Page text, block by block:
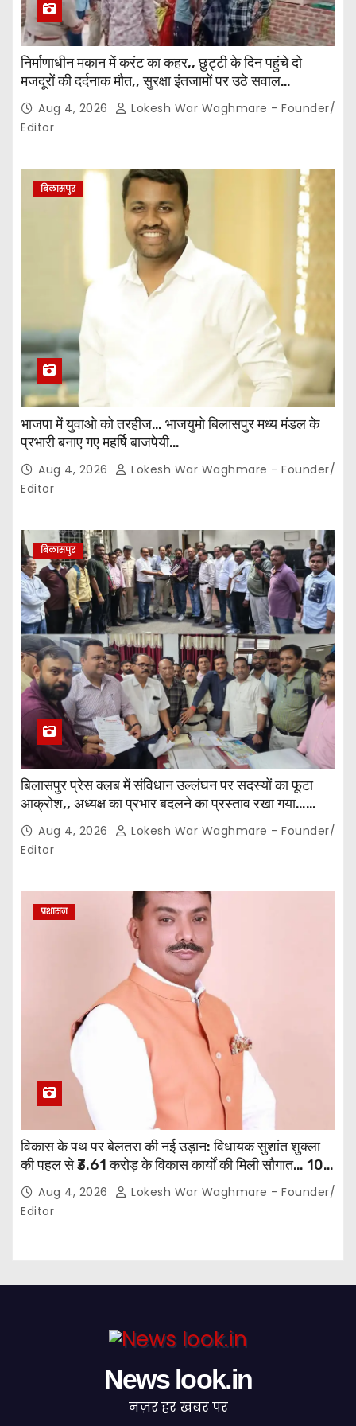
निर्माणाधीन मकान में करंट का कहर,, छुट्टी के दिन पहुंचे दो
मजदूरों की दर्दनाक मौत,, सुरक्षा इंतजामों पर उठे सवाल…
Aug 4, 2026
Lokesh War Waghmare - Founder/
Editor
बिलासपुर
भाजपा में युवाओ को तरहीज… भाजयुमो बिलासपुर मध्य मंडल के
प्रभारी बनाए गए महर्षि बाजपेयी…
Aug 4, 2026
Lokesh War Waghmare - Founder/
Editor
बिलासपुर
बिलासपुर प्रेस क्लब में संविधान उल्लंघन पर सदस्यों का फूटा
आक्रोश,, अध्यक्ष का प्रभार बदलने का प्रस्ताव रखा गया…
करीब 150 सदस्यों की बैठक में कई अहम प्रस्ताव सर्वसम्मति से
पारित,, पत्रकारों ने कलेक्टर व सहायक पंजीयक को सौंपा
ज्ञापन…
Aug 4, 2026
Lokesh War Waghmare - Founder/
Editor
प्रशासन
विकास के पथ पर बेलतरा की नई उड़ान: विधायक सुशांत शुक्ला
की पहल से ₹3.61 करोड़ के विकास कार्यों की मिली सौगात… 10
गांवों में बनेंगे सामुदायिक भवन,, 11 स्थानों पर सीसी रोड निर्माण को
मिली प्रशासनिक स्वीकृति…
Aug 4, 2026
Lokesh War Waghmare - Founder/
Editor
News look.in
नज़र हर खबर पर